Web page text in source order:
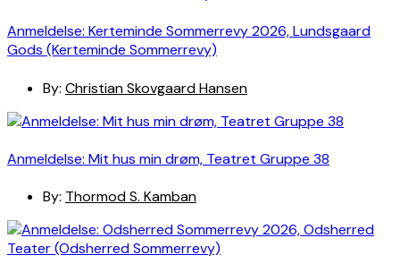
Anmeldelse: Kerteminde Sommerrevy 2026, Lundsgaard
Gods (Kerteminde Sommerrevy)
By: Christian Skovgaard Hansen
Anmeldelse: Mit hus min drøm, Teatret Gruppe 38
By: Thormod S. Kamban